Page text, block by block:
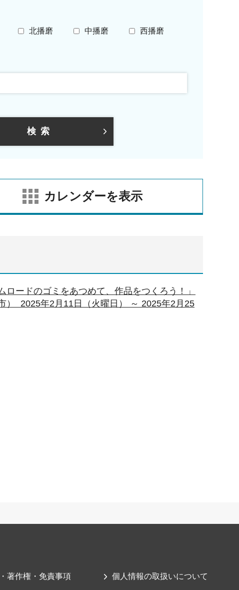
北播磨 中播磨
西播磨
カレンダーを表示
ロードのゴミをあつめて、作品をつくろう！」
） 2025年2月11日（火曜日） ～ 2025年2月25
著作権・免責事項 個人情報の取扱いについて